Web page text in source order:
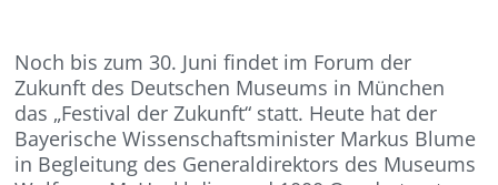
Noch bis zum 30. Juni findet im Forum der
Zukunft des Deutschen Museums in München
das „Festival der Zukunft“ statt. Heute hat der
Bayerische Wissenschaftsminister Markus Blume
in Begleitung des Generaldirektors des Museums